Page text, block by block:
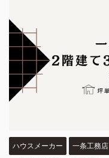
ハウスメーカー 一条工務店